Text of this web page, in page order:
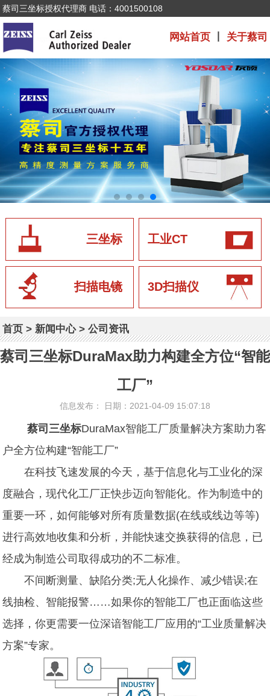
蔡司三坐标授权代理商 电话：4001500108
网站首页丨 关于蔡司
三坐标 工业CT
扫描电镜 3D扫描仪
首页 > 新闻中心>公司资讯
蔡司三坐标DuraMax助力构建全方位“智能
工厂”
信息发布： 日期：2021-04-09 15:07:18
蔡司三坐标DuraMax智能工厂质量解决方案助力客
户全方位构建“智能工厂”
在科技飞速发展的今天，基于信息化与工业化的深
度融合，现代化工厂正快步迈向智能化。作为制造中的
重要一环，如何能够对所有质量数据(在线或线边等等)
进行高效地收集和分析，并能快速交换获得的信息，已
经成为制造公司取得成功的不二标准。
不间断测量、缺陷分类;无人化操作、减少错误;在
线抽检、智能报警……如果你的智能工厂也正面临这些
选择，你更需要一位深谙智能工厂应用的“工业质量解决
方案”专家。